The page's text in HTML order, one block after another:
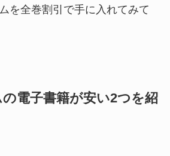
を全巻割引で手に入れてみて
の電子書籍が安い2つを紹